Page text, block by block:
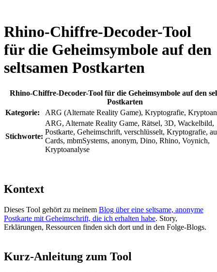
Rhino-Chiffre-Decoder-Tool
für die Geheimsymbole auf den
seltsamen Postkarten
Rhino-Chiffre-Decoder-Tool für die Geheimsymbole auf den
Postkarten
Kategorie:
ARG (Alternate Reality Game), Kryptografie,
Stichworte:
ARG, Alternate Reality Game, Rätsel, 3D, Wackelbild,
Postkarte, Geheimschrift, verschlüsselt, Kryptografie,
Cards, mbmSystems, anonym, Dino, Rhino, Voynich,
Kryptoanalyse
Kontext
Dieses Tool gehört zu meinem Blog über eine seltsame, anonyme
Postkarte mit Geheimschrift, die ich erhalten habe. Story,
Erklärungen, Ressourcen finden sich dort und in den Folge-Blogs.
Kurz-Anleitung zum Tool